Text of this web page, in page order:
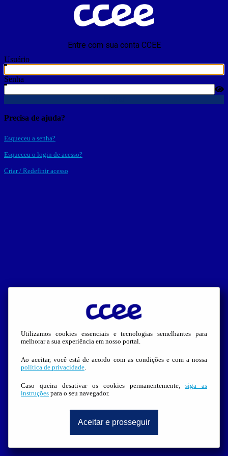
Entre com sua conta CCEE
Usuário
Senha
Precisa de ajuda?
Esqueceu a senha?
Esqueceu o login de acesso?
Criar / Redefinir acesso
Utilizamos cookies essenciais e tecnologias semelhantes para
melhorar a sua experiência em nosso portal.
Ao aceitar, você está de acordo com as condições e com a nossa
política de privacidade.
Caso queira desativar os cookies permanentemente, siga as
instruções para o seu navegador.
Aceitar e prosseguir